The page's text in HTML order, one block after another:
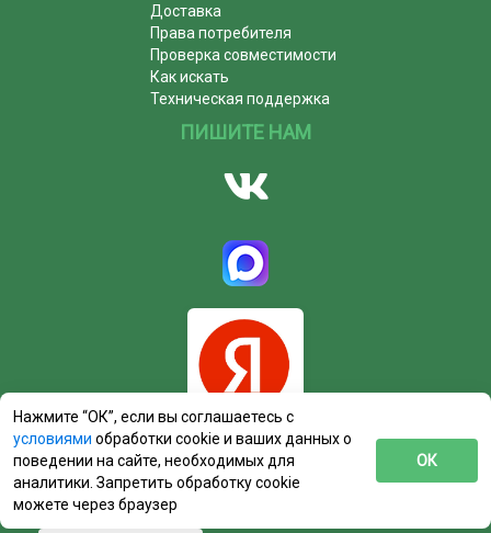
Доставка
Права потребителя
Проверка совместимости
Как искать
Техническая поддержка
ПИШИТЕ НАМ
Нажмите “ОК”, если вы соглашаетесь с
условиями обработки cookie и ваших данных о
поведении на сайте, необходимых для
аналитики. Запретить обработку cookie
можете через браузер
ОК